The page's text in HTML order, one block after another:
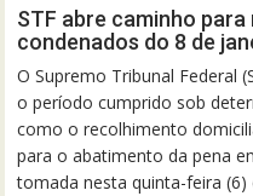
STF abre caminho
condenados do 8 de
O Supremo Tribunal Federal
o período cumprido sob
como o recolhimento
para o abatimento da pena
tomada nesta quinta-feira